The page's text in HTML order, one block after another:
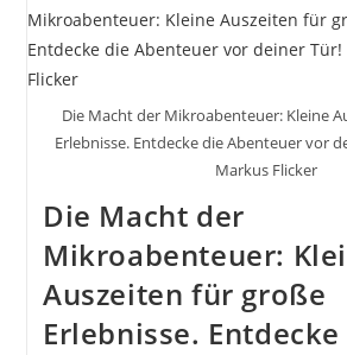
Macht
Der
Mikroabenteuer:
Für
Große
Abenteuer
Vor
Deiner
Tür!
Die Macht der Mikroabenteuer: Kleine
Erlebnisse. Entdecke die Abenteuer vor
Markus Flicker
Die Macht der
Mikroabenteuer:
Auszeiten für große
Erlebnisse.